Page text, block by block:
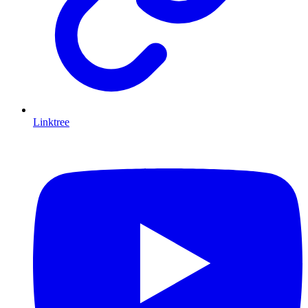
Linktree